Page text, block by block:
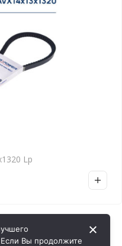
Lp
Если Вы продолжите